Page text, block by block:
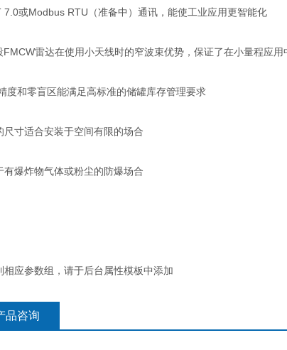
7.0或Modbus RTU（准备中）通讯，能使工业应用更智能化
FMCW雷达在使用小天线时的窄波束优势，保证了在小量程应用
度和零盲区能满足高标准的储罐库存管理要求
尺寸适合安装于空间有限的场合
有爆炸物气体或粉尘的防爆场合
相应参数组，请于后台属性模板中添加
品咨询